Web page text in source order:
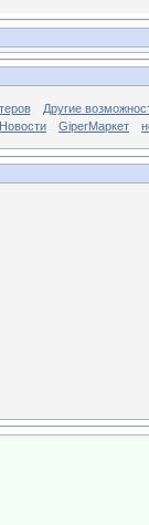
Другие
Новости GiperМаркет